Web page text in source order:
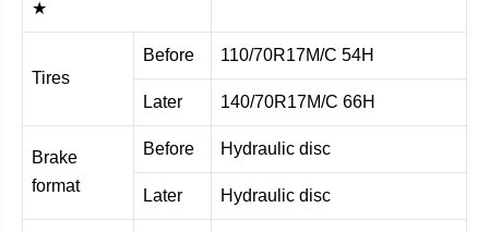
★
Tires
Before 110/70R17M/C 54H
Later 140/70R17M/C 66H
Brake
format
Before Hydraulic disc
Later Hydraulic disc